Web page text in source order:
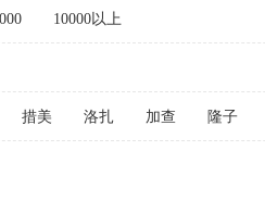
10000以上
措美 洛扎 加查 隆子